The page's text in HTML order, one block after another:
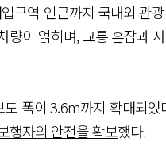
구역 인근까지 국내외 관
량이 얽히며, 교통 혼잡과
폭이 3.6m까지 확대되었
행자의 안전을 확보했다.